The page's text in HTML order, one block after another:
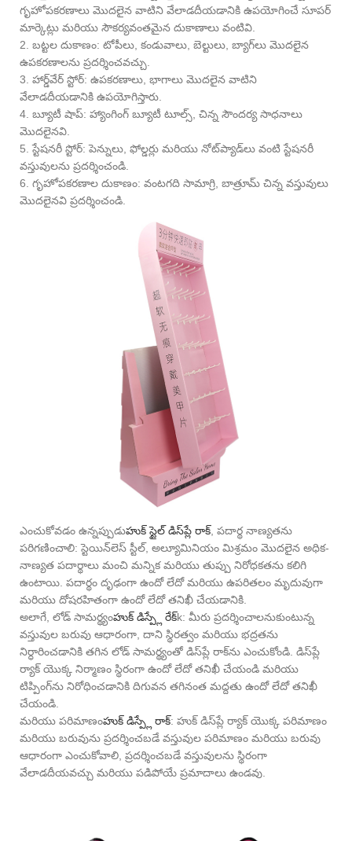
గృహోపకరణాలు మొదలైన వాటిని వేలాడదీయడానికి ఉపయోగించే సూపర్
మార్కెట్లు మరియు సౌకర్యవంతమైన దుకాణాలు వంటివి.
2. బట్టల దుకాణం: టోపీలు, కండువాలు, బెల్టులు, బ్యాగ్‌లు మొదలైన
ఉపకరణాలను ప్రదర్శించవచ్చు.
3. హార్డ్‌వేర్ స్టోర్: ఉపకరణాలు, భాగాలు మొదలైన వాటిని
వేలాడదీయడానికి ఉపయోగిస్తారు.
4. బ్యూటీ షాప్: హ్యాంగింగ్ బ్యూటీ టూల్స్, చిన్న సౌందర్య సాధనాలు
మొదలైనవి.
5. స్టేషనరీ స్టోర్: పెన్నులు, ఫోల్డర్లు మరియు నోట్‌ప్యాడ్‌లు వంటి స్టేషనరీ
వస్తువులను ప్రదర్శించండి.
6. గృహోపకరణాల దుకాణం: వంటగది సామాగ్రి, బాత్రూమ్ చిన్న వస్తువులు
మొదలైనవి ప్రదర్శించండి.
ఎంచుకోవడం ఉన్నప్పుడుహుక్ స్టైల్ డిస్‌ప్లే రాక్, పదార్థ నాణ్యతను
పరిగణించాలి: స్టెయిన్‌లెస్ స్టీల్, అల్యూమినియం మిశ్రమం మొదలైన అధిక-
నాణ్యత పదార్థాలు మంచి మన్నిక మరియు తుప్పు నిరోధకతను కలిగి
ఉంటాయి. పదార్థం దృఢంగా ఉందో లేదో మరియు ఉపరితలం మృదువుగా
మరియు దోషరహితంగా ఉందో లేదో తనిఖీ చేయడానికి.
అలాగే, లోడ్ సామర్థ్యంహుక్ డిస్ప్లే రేక్k: మీరు ప్రదర్శించాలనుకుంటున్న
వస్తువుల బరువు ఆధారంగా, దాని స్థిరత్వం మరియు భద్రతను
నిర్ధారించడానికి తగిన లోడ్ సామర్థ్యంతో డిస్‌ప్లే రాక్‌ను ఎంచుకోండి. డిస్‌ప్లే
ర్యాక్ యొక్క నిర్మాణం స్థిరంగా ఉందో లేదో తనిఖీ చేయండి మరియు
టిప్పింగ్‌ను నిరోధించడానికి దిగువన తగినంత మద్దతు ఉందో లేదో తనిఖీ
చేయండి.
మరియు పరిమాణంహుక్ డిస్ప్లే రాక్: హుక్ డిస్‌ప్లే ర్యాక్ యొక్క పరిమాణం
మరియు బరువును ప్రదర్శించబడే వస్తువుల పరిమాణం మరియు బరువు
ఆధారంగా ఎంచుకోవాలి, ప్రదర్శించబడే వస్తువులను స్థిరంగా
వేలాడదీయవచ్చు మరియు పడిపోయే ప్రమాదాలు ఉండవు.